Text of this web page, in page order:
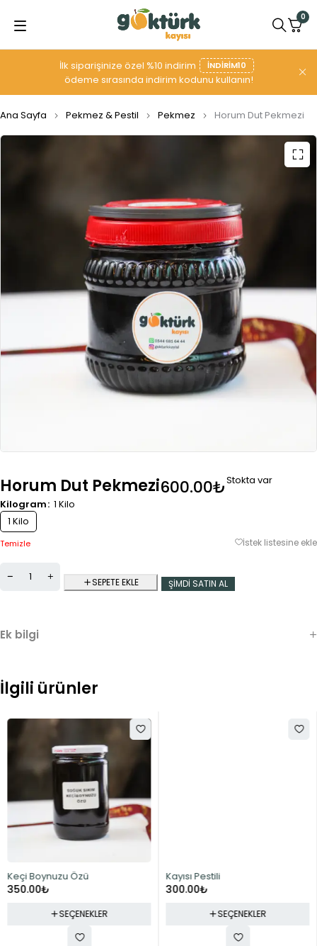
İlk siparişinize özel %10 indirim INDIRIM10
ödeme sırasında indirim kodunu kullanın!
0
Ana Sayfa Pekmez & Pestil Pekmez Horum Dut Pekmezi
Horum Dut Pekmezi600.00₺Stokta var
Kilogram 1 Kilo
1 Kilo
Temizle
SEPETE EKLE ŞIMDI SATIN AL
Ek bilgi
İlgili ürünler
Keçi Boynuzu Özü
350.00₺
SEÇENEKLER
Kayısı Pestili
300.00₺
SEÇENEKLER